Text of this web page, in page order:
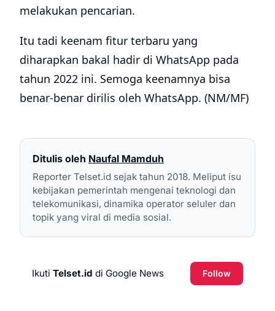
melakukan pencarian.
Itu tadi keenam fitur terbaru yang
diharapkan bakal hadir di WhatsApp pada
tahun 2022 ini. Semoga keenamnya bisa
benar-benar dirilis oleh WhatsApp. (NM/MF)
Ditulis oleh Naufal Mamduh
Reporter Telset.id sejak tahun 2018. Meliput isu
kebijakan pemerintah mengenai teknologi dan
telekomunikasi, dinamika operator seluler dan
topik yang viral di media sosial.
Ikuti Telset.id di Google News Follow